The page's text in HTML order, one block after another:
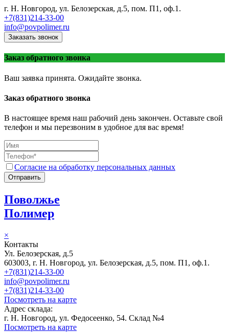
г. Н. Новгород, ул. Белозерская, д.5, пом. П1, оф.1.
+7(831)214-33-00
info@povpolimer.ru
Заказать звонок
Заказ обратного звонка
Ваш заявка принята. Ожидайте звонка.
Заказ обратного звонка
В настоящее время наш рабочий день закончен. Оставьте свой
телефон и мы перезвоним в удобное для вас время!
Согласие на обработку персональных данных
Отправить
Поволжье
Полимер
×
Контакты
Ул. Белозерская, д.5
603003, г. Н. Новгород, ул. Белозерская, д.5, пом. П1, оф.1.
+7(831)214-33-00
info@povpolimer.ru
+7(831)214-33-00
Посмотреть на карте
Адрес склада:
г. Н. Новгород, ул. Федосеенко, 54. Склад №4
Посмотреть на карте